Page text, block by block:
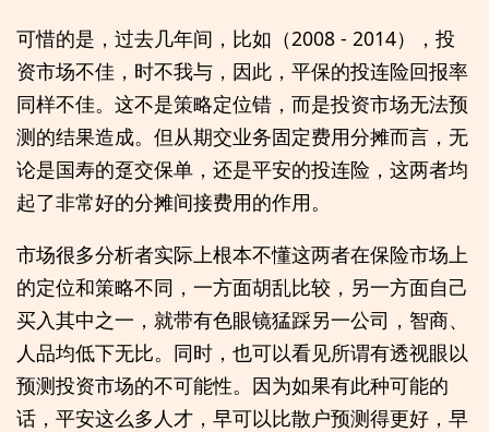
可惜的是，过去几年间，比如（2008 - 2014），投
资市场不佳，时不我与，因此，平保的投连险回报率
同样不佳。这不是策略定位错，而是投资市场无法预
测的结果造成。但从期交业务固定费用分摊而言，无
论是国寿的趸交保单，还是平安的投连险，这两者均
起了非常好的分摊间接费用的作用。
市场很多分析者实际上根本不懂这两者在保险市场上
的定位和策略不同，一方面胡乱比较，另一方面自己
买入其中之一，就带有色眼镜猛踩另一公司，智商、
人品均低下无比。同时，也可以看见所谓有透视眼以
预测投资市场的不可能性。因为如果有此种可能的
话，平安这么多人才，早可以比散户预测得更好，早